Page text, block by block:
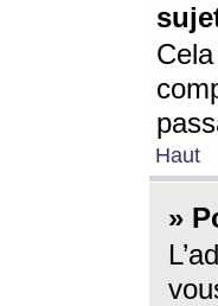
Haut
»